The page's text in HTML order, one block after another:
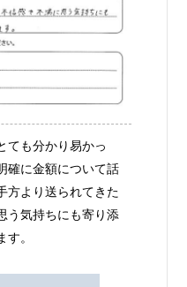
ても分かり易かっ
確に金額について話
方より送られてきた
う気持ちにも寄り添
。